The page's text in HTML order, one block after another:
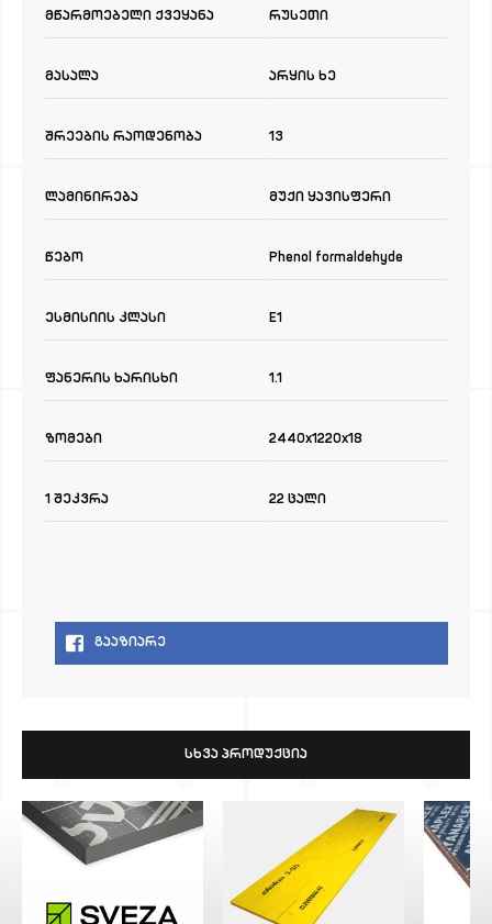
მწარმოებელი ქვეყანა რუსეთი
მასალა არყის ხე
შრეების რაოდენობა 13
ლამინირება მუქი ყავისფერი
წებო Phenol formaldehyde
ესმისიის კლასი E1
ფანერის ხარისხი 1.1
ზომები 2440x1220x18
1 შეკვრა 22 ცალი
ᲒᲐᲐᲖᲘᲐᲠᲔ
ᲡᲮᲕᲐ ᲞᲠᲝᲓᲣᲥᲪᲘᲐ